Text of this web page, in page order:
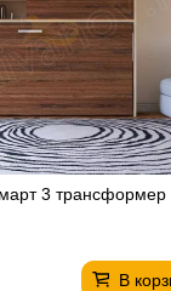
3 трансформер
В